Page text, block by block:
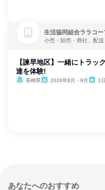
生活協同組合ララコー
小売・卸売・商社、配
【諫早地区】一緒にトラッ
達を体験!
長崎県 2026年8月・9月 1日
あなたへのおすすめ